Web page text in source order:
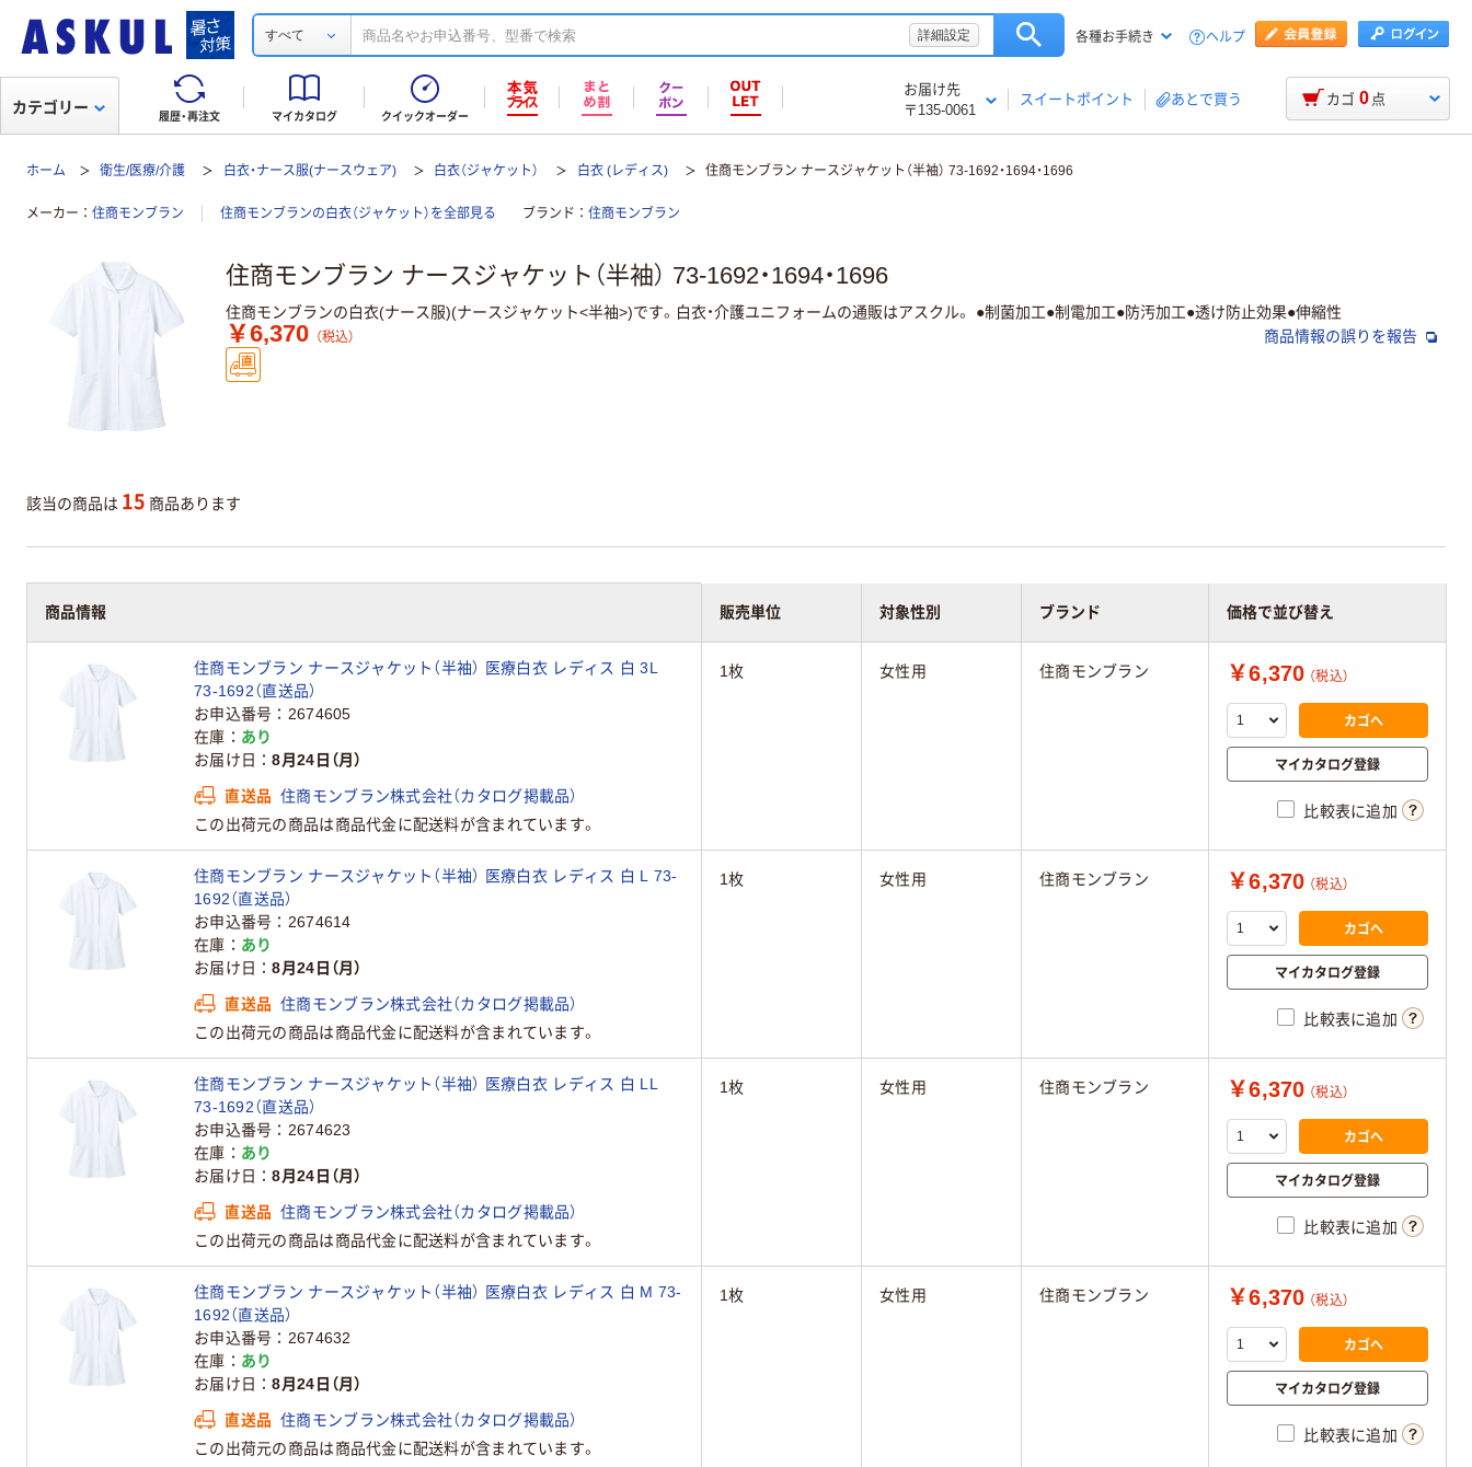
すべて 詳細設定 各種お手続き ヘルプ
履歴・再注文 マイカタログ クイックオーダー
お届け先
〒135-0061
スイートポイント あとで買う
カテゴリー カゴ 0 点
ホーム 衛生/医療/介護 白衣・ナース服(ナースウェア) 白衣（ジャケット） 白衣 (レディス) 住商モンブラン ナースジャケット（半袖） 73-1692・1694・1696
メーカー 住商モンブラン 住商モンブランの白衣（ジャケット）を全部見る ブランド 住商モンブラン
住商モンブラン ナースジャケット（半袖） 73-1692・1694・1696
住商モンブランの白衣(ナース服)(ナースジャケット<半袖>)です。白衣・介護ユニフォームの通販はアスクル。 ●制菌加工●制電加工●防汚加工●透け防止効果●伸縮性
￥6,370 （税込） 商品情報の誤りを報告
該当の商品は 15 商品あります
商品情報 販売単位 対象性別 ブランド 価格で並び替え
住商モンブラン ナースジャケット（半袖） 医療白衣 レディス 白 3L
73-1692（直送品）
お申込番号
2674605
在庫
あり
お届け日
8月24日（月）
直送品 住商モンブラン株式会社（カタログ掲載品）
この出荷元の商品は商品代金に配送料が含まれています。
1枚 女性用 住商モンブラン ￥6,370 （税込）
カゴへ
マイカタログ登録
比較表に追加
住商モンブラン ナースジャケット（半袖） 医療白衣 レディス 白 L 73-
1692（直送品）
お申込番号
2674614
在庫
あり
お届け日
8月24日（月）
直送品 住商モンブラン株式会社（カタログ掲載品）
この出荷元の商品は商品代金に配送料が含まれています。
1枚 女性用 住商モンブラン ￥6,370 （税込）
カゴへ
マイカタログ登録
比較表に追加
住商モンブラン ナースジャケット（半袖） 医療白衣 レディス 白 LL
73-1692（直送品）
お申込番号
2674623
在庫
あり
お届け日
8月24日（月）
直送品 住商モンブラン株式会社（カタログ掲載品）
この出荷元の商品は商品代金に配送料が含まれています。
1枚 女性用 住商モンブラン ￥6,370 （税込）
カゴへ
マイカタログ登録
比較表に追加
住商モンブラン ナースジャケット（半袖） 医療白衣 レディス 白 M 73-
1692（直送品）
お申込番号
2674632
在庫
あり
お届け日
8月24日（月）
直送品 住商モンブラン株式会社（カタログ掲載品）
この出荷元の商品は商品代金に配送料が含まれています。
1枚 女性用 住商モンブラン ￥6,370 （税込）
カゴへ
マイカタログ登録
比較表に追加